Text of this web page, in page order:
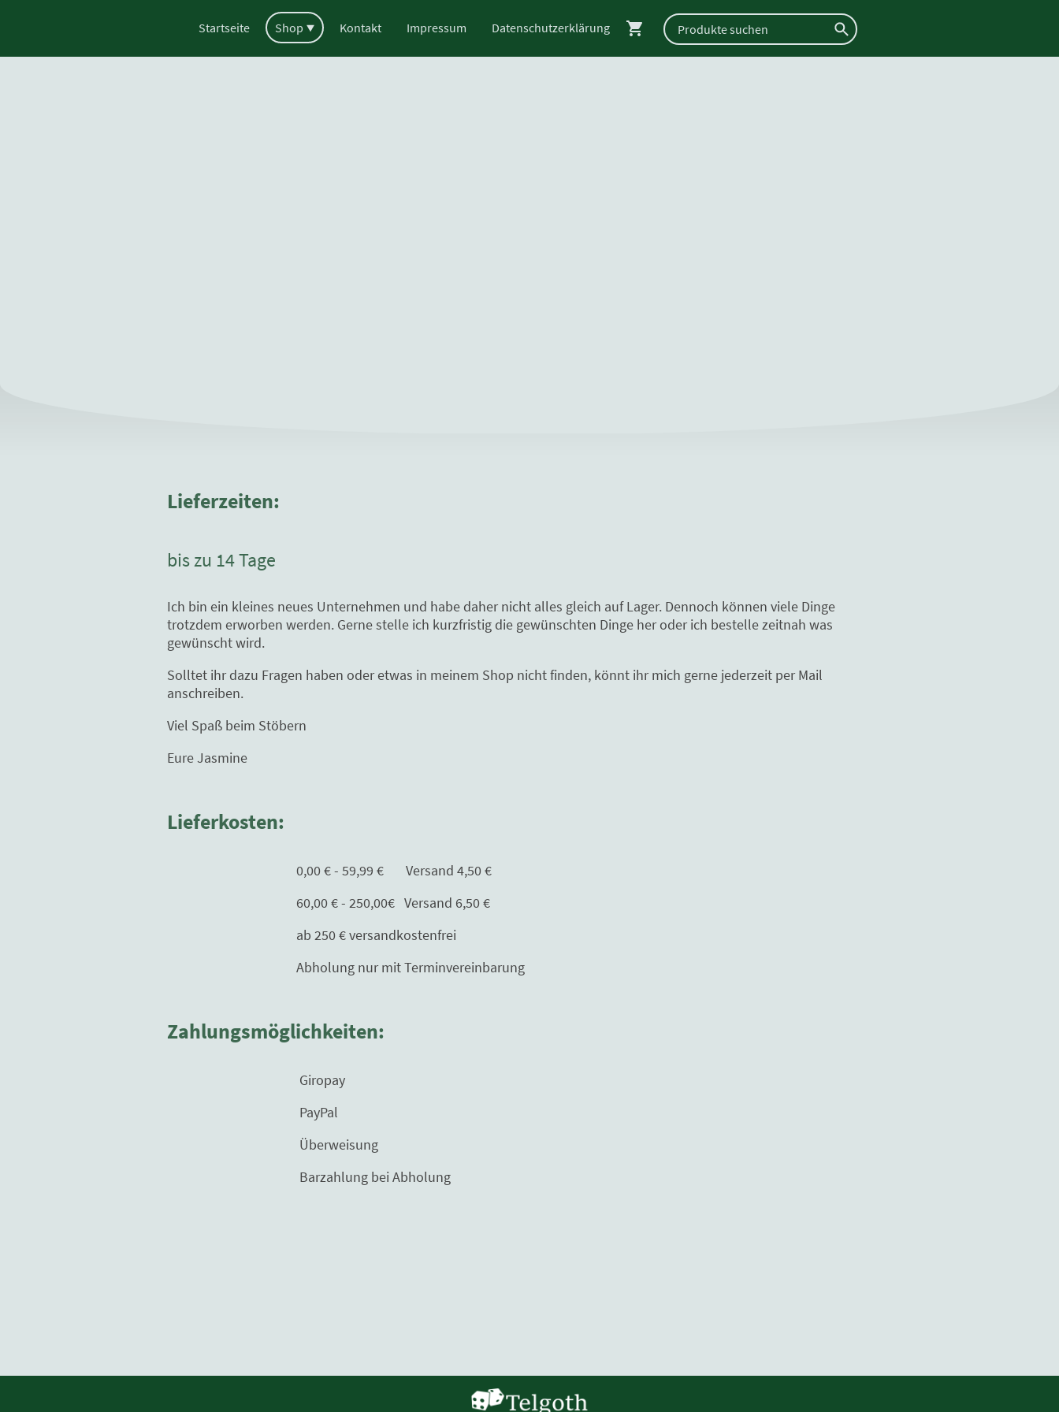
Startseite Shop Kontakt Impressum Datenschutzerklärung
Lieferzeiten:
bis zu 14 Tage
Ich bin ein kleines neues Unternehmen und habe daher nicht alles gleich auf Lager. Dennoch können viele Dinge
trotzdem erworben werden. Gerne stelle ich kurzfristig die gewünschten Dinge her oder ich bestelle zeitnah was
gewünscht wird.
Solltet ihr dazu Fragen haben oder etwas in meinem Shop nicht finden, könnt ihr mich gerne jederzeit per Mail
anschreiben.
Viel Spaß beim Stöbern
Eure Jasmine
Lieferkosten:
0,00 € - 59,99 € Versand 4,50 €
60,00 € - 250,00€ Versand 6,50 €
ab 250 € versandkostenfrei
Abholung nur mit Terminvereinbarung
Zahlungsmöglichkeiten:
Giropay
PayPal
Überweisung
Barzahlung bei Abholung